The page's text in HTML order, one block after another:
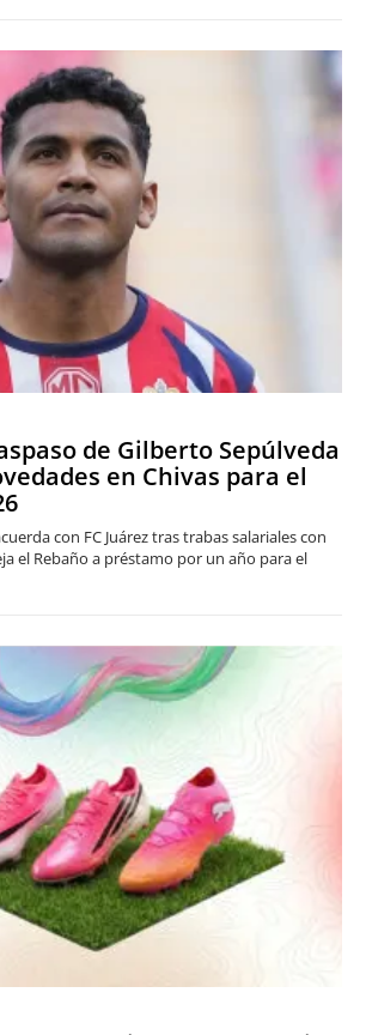
de Gilberto Sepúlveda
en Chivas para el
con FC Juárez tras trabas salariales con
el Rebaño a préstamo por un año para el